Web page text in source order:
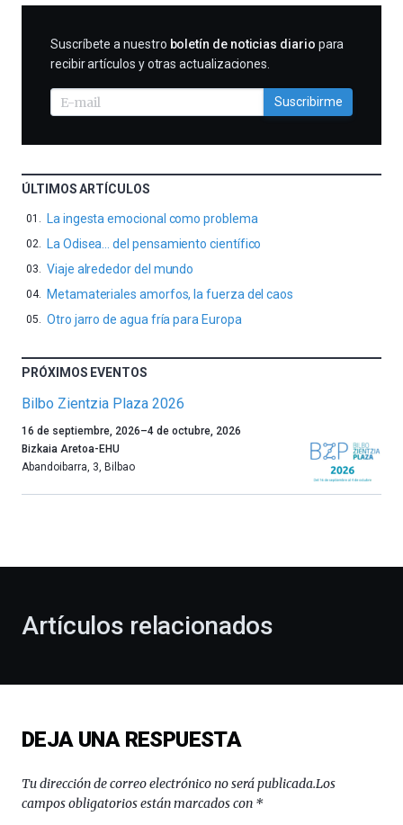
SUSCRIBIRME
Suscríbete a nuestro boletín de noticias diario para
recibir artículos y otras actualizaciones.
Suscribirme
ÚLTIMOS ARTÍCULOS
La ingesta emocional como problema
La Odisea… del pensamiento científico
Viaje alrededor del mundo
Metamateriales amorfos, la fuerza del caos
Otro jarro de agua fría para Europa
PRÓXIMOS EVENTOS
Bilbo Zientzia Plaza 2026
Un
año
más,
celebración
novena
Bilbo
(BZP),
un
16 de septiembre, 2026–4 de octubre, 2026
Bizkaia Aretoa-EHU
Abandoibarra, 3, Bilbao
Artículos relacionados
DEJA UNA RESPUESTA
Tu dirección de correo electrónico no será publicada.Los
campos obligatorios están marcados con *